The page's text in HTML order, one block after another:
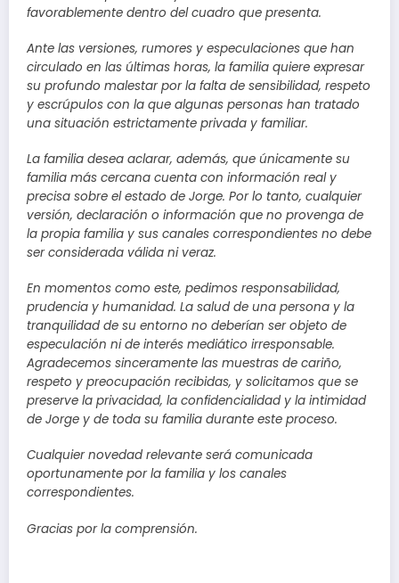
favorablemente dentro del cuadro que presenta.
Ante las versiones, rumores y especulaciones que han
circulado en las últimas horas, la familia quiere expresar
su profundo malestar por la falta de sensibilidad, respeto
y escrúpulos con la que algunas personas han tratado
una situación estrictamente privada y familiar.
La familia desea aclarar, además, que únicamente su
familia más cercana cuenta con información real y
precisa sobre el estado de Jorge. Por lo tanto, cualquier
versión, declaración o información que no provenga de
la propia familia y sus canales correspondientes no debe
ser considerada válida ni veraz.
En momentos como este, pedimos responsabilidad,
prudencia y humanidad. La salud de una persona y la
tranquilidad de su entorno no deberían ser objeto de
especulación ni de interés mediático irresponsable.
Agradecemos sinceramente las muestras de cariño,
respeto y preocupación recibidas, y solicitamos que se
preserve la privacidad, la confidencialidad y la intimidad
de Jorge y de toda su familia durante este proceso.
Cualquier novedad relevante será comunicada
oportunamente por la familia y los canales
correspondientes.
Gracias por la comprensión.